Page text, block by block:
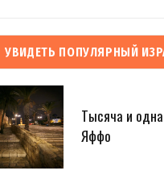
УВИДЕТЬ ПОПУЛЯРНЫЙ
Тысяча и
Яффо